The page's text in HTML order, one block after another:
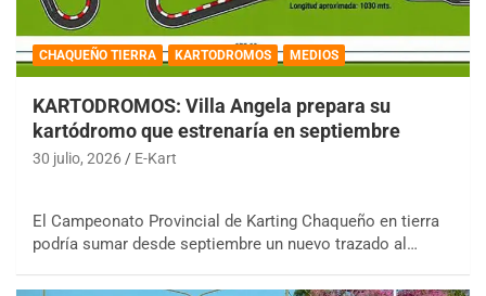
CHAQUEÑO TIERRA KARTODROMOS MEDIOS
KARTODROMOS: Villa Angela prepara su
kartódromo que estrenaría en septiembre
30 julio, 2026 E-Kart
El Campeonato Provincial de Karting Chaqueño en tierra
podría sumar desde septiembre un nuevo trazado al…